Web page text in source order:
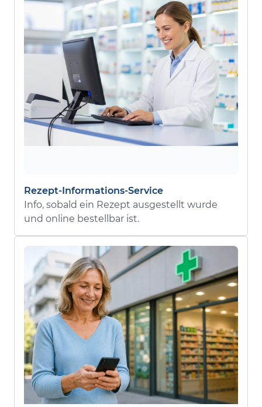
Rezept-Informations-Service
Info, sobald ein Rezept ausgestellt wurde
und online bestellbar ist.